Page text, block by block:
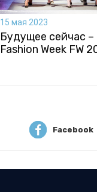
15 мая 2023
Будущее сейчас –
Fashion Week FW
Facebook